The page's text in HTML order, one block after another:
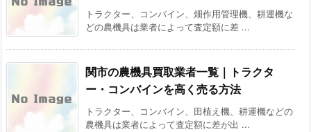
トラクター、コンバイン、畑作用管理機、耕運機な
どの農機具は業者によって査定額に差 ...
関市の農機具買取業者一覧｜トラクタ
ー・コンバインを高く売る方法
トラクター、コンバイン、田植え機、耕運機などの
農機具は業者によって査定額に差が出 ...